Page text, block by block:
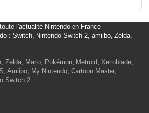
l'actualité Nintendo en France
: Switch, Nintendo Switch 2, amiibo, Zelda,
, Zelda, Mario, Pokémon, Metroid, Xenoblade,
, Amiibo, My Nintendo, Cartoon Master,
Switch 2